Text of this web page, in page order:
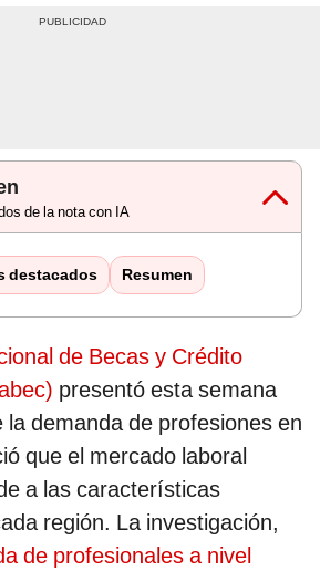
de la nota con IA
destacados Resumen
de Becas y Crédito
presentó esta semana
la demanda de profesiones en
que el mercado laboral
a las características
región. La investigación,
de profesionales a nivel